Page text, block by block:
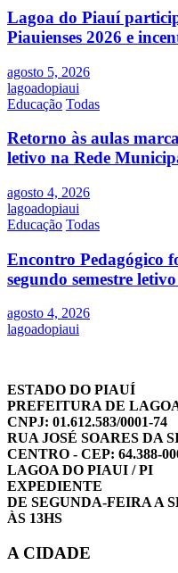
Lagoa do Piauí
Piauienses 2026 e
agosto 5, 2026
lagoadopiaui
Educação Todas
Retorno às aulas
letivo na Rede
agosto 4, 2026
lagoadopiaui
Educação Todas
Encontro Pedagógico
segundo semestre
agosto 4, 2026
lagoadopiaui
ESTADO DO PIAUÍ
PREFEITURA DE
CNPJ: 01.612.583/0001-74
RUA JOSÉ SOARES DA
CENTRO - CEP: 64.388-
LAGOA DO PIAUI / PI
EXPEDIENTE
DE SEGUNDA-FEIRA A
ÀS 13HS
A CIDADE